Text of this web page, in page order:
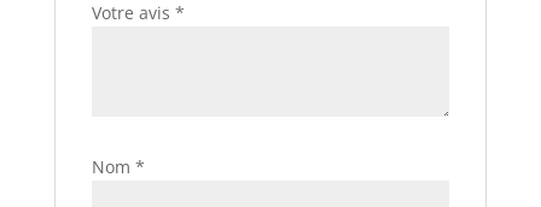
Votre avis *
Nom *